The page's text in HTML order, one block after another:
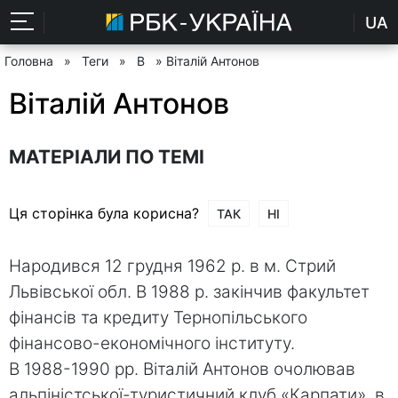
UA
Головна » Теги » В » Віталій Антонов
Віталій Антонов
МАТЕРІАЛИ ПО ТЕМІ
Ця сторінка була корисна? ТАК НІ
Народився 12 грудня 1962 р. в м. Стрий
Львівської обл. В 1988 р. закінчив факультет
фінансів та кредиту Тернопільського
фінансово-економічного інституту.
В 1988-1990 рр. Віталій Антонов очолював